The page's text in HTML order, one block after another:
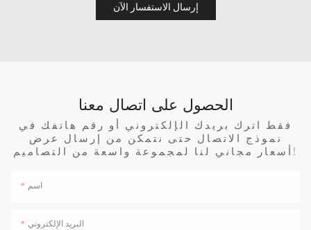
إرسال الاستفسار الآن
الحصول على اتصال معنا
فقط اترك بريدك الإلكتروني أو رقم هاتفك في
نموذج الاتصال حتى نتمكن من إرسال عرض
أسعار مجاني لنا لمجموعة واسعة من التصاميم!
اسم
البريد الإلكتروني